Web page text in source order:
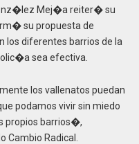
Mej�a reiter� su
su propuesta de
los diferentes barrios de la
sea efectiva.
los vallenatos puedan
podamos vivir sin miedo
propios barrios�,
Radical.